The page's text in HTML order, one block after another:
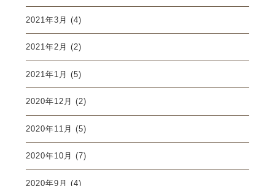
2021年3月 (4)
2021年2月 (2)
2021年1月 (5)
2020年12月 (2)
2020年11月 (5)
2020年10月 (7)
2020年9月 (4)